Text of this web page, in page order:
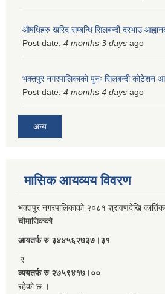
औषधिहरु खरिद सम्बन्धि सिलबन्दी दरभाउ
Post date: 4 months 3 days ago
भक्तपुर नगरपालिकाको पुनः सिलबन्दी कोटेशन
Post date: 4 months 4 days ago
अन्य
मासिक आयव्यय विवरण
भक्तपुर नगरपालिकाको २०८१ श्रावणदेखि
चौमासिकको
आयतर्फ रु‌ ३४४५६२७३७।३१
र
व्ययतर्फ रु २७५९४१७।००
रहेको छ ।